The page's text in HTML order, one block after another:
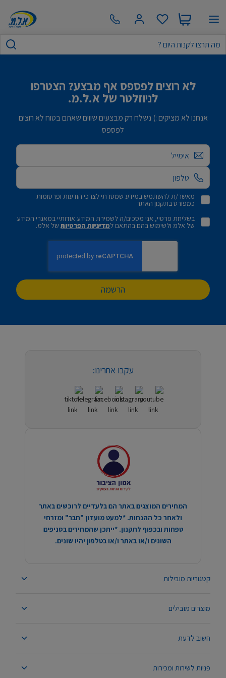
לא רוצים לפספס אף מבצע? הצטרפו
לניוזלטר של א.ל.מ.
אנחנו לא מציקים :) נשלח רק מבצעים שווים שאתם בטוח לא רוצים
לפספס
אימייל
מאשר/ת להשתמש במידע שמסרתי לצרכי הודעות ופרסומות
כמפורט בתקנון האתר
בשליחת פרטיי, אני מסכים/ה לשמירת המידע אודותיי במאגרי המידע
של אלמ ולשימוש בהם בהתאם למדיניות הפרטיותשל אלמ.
הרשמה
קטגוריות מובילות
מוצרים מובילים
חשוב לדעת
פניות לשירות ומכירות
עקבו אחרינו:
המחירים המוצגים באתר הם בלעדיים לרוכשים באתר
ולאחר כל ההנחות. *למעט מועדון "חבר" ומזרחי
טפחות ובכפוף לתקנון. *ייתכן שהמחירים בסניפים
השונים ו/או באתר ו/או בטלפון יהיו שונים.